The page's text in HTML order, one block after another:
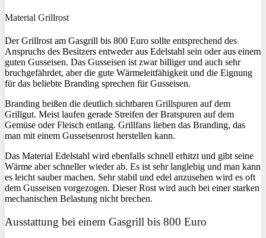
Material Grillrost
Der Grillrost am Gasgrill bis 800 Euro sollte entsprechend des
Anspruchs des Besitzers entweder aus Edelstahl sein oder aus einem
guten Gusseisen. Das Gusseisen ist zwar billiger und auch sehr
bruchgefährdet, aber die gute Wärmeleitfähigkeit und die Eignung
für das beliebte Branding sprechen für Gusseisen.
Branding heißen die deutlich sichtbaren Grillspuren auf dem
Grillgut. Meist laufen gerade Streifen der Bratspuren auf dem
Gemüse oder Fleisch entlang. Grillfans lieben das Branding, das
man mit einem Gusseisenrost herstellen kann.
Das Material Edelstahl wird ebenfalls schnell erhitzt und gibt seine
Wärme aber schneller wieder ab. Es ist sehr langlebig und man kann
es leicht sauber machen. Sehr stabil und edel anzusehen wird es oft
dem Gusseisen vorgezogen. Dieser Rost wird auch bei einer starken
mechanischen Belastung nicht brechen.
Ausstattung bei einem Gasgrill bis 800 Euro